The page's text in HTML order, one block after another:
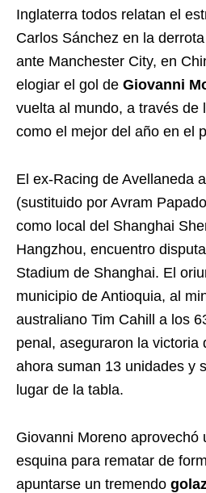
Inglaterra todos relatan el
Carlos Sánchez en la
ante Manchester City, en
elogiar el gol de Giovanni
vuelta al mundo, a través de
como el mejor del año en el
El ex-Racing de Avellaneda
(sustituido por Avram
como local del Shanghai
Hangzhou, encuentro
Stadium de Shanghai. El
municipio de Antioquia, al
australiano Tim Cahill a los
penal, aseguraron la victoria
ahora suman 13 unidades y
lugar de la tabla.
Giovanni Moreno aprovechó
esquina para rematar de
apuntarse un tremendo